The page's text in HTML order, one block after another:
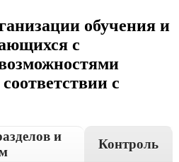
обучения и
с
с
и
Контроль